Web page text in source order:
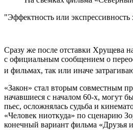
Эффектность или экспрессивность
Сразу же после отставки Хрущева
с официальным сообщением о
и фильмах, так или иначе
«Закон» стал вторым совместным
начавшиеся с началом 60-х, могут
пьес, осложнялась судьба и
«Человек ниоткуда» по сценарию
конечный вариант фильма «Друзья